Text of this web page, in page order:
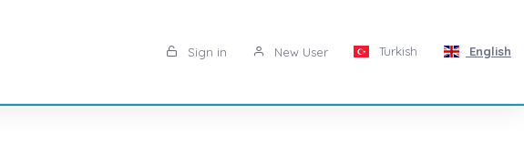
Sign in New User Turkish English